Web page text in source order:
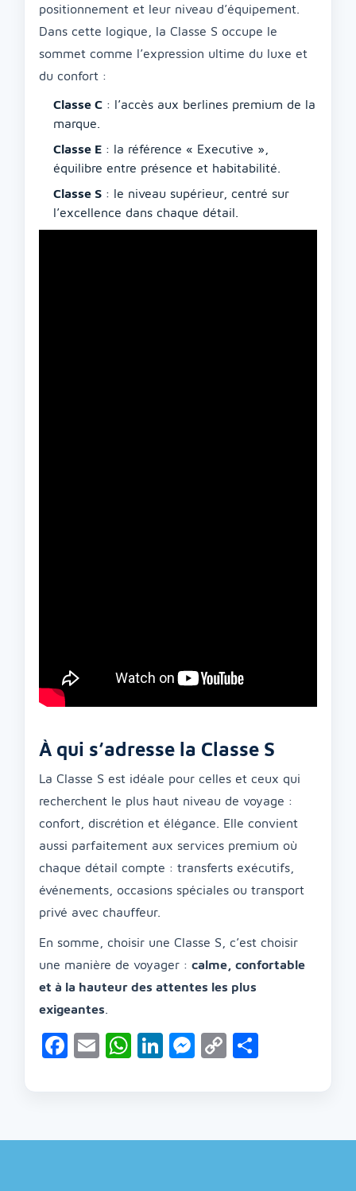
positionnement et leur niveau d’équipement.
Dans cette logique, la Classe S occupe le
sommet comme l’expression ultime du luxe et
du confort :
Classe C : l’accès aux berlines premium de la
marque.
Classe E : la référence « Executive »,
équilibre entre présence et habitabilité.
Classe S : le niveau supérieur, centré sur
l’excellence dans chaque détail.
À qui s’adresse la Classe S
La Classe S est idéale pour celles et ceux qui
recherchent le plus haut niveau de voyage :
confort, discrétion et élégance. Elle convient
aussi parfaitement aux services premium où
chaque détail compte : transferts exécutifs,
événements, occasions spéciales ou transport
privé avec chauffeur.
En somme, choisir une Classe S, c’est choisir
une manière de voyager : calme, confortable
et à la hauteur des attentes les plus
exigeantes
Facebook
EmailWhatsApp
LinkedIn
Messenger
Copy